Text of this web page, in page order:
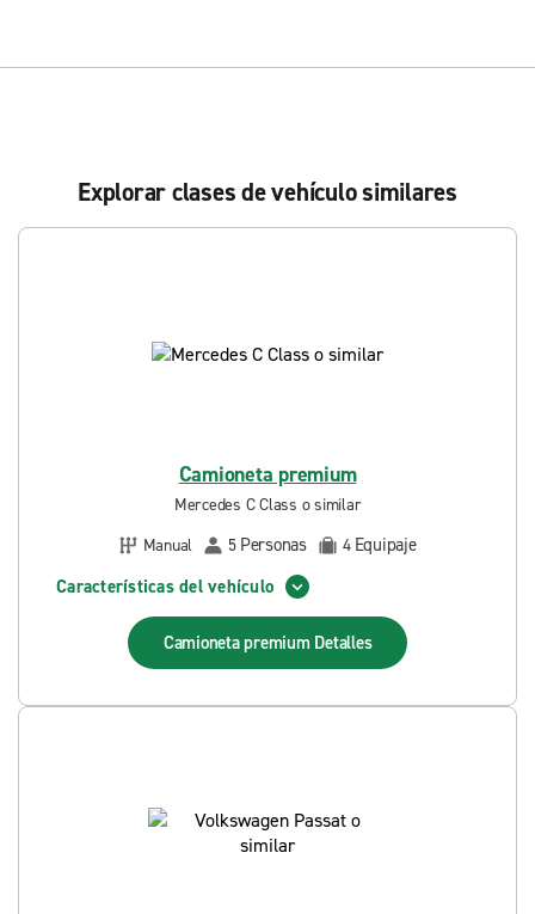
Explorar clases de vehículo similares
Camioneta premium
Mercedes C Class o similar
Manual
5 Personas 4 Equipaje
Características del vehículo
Camioneta premium Detalles